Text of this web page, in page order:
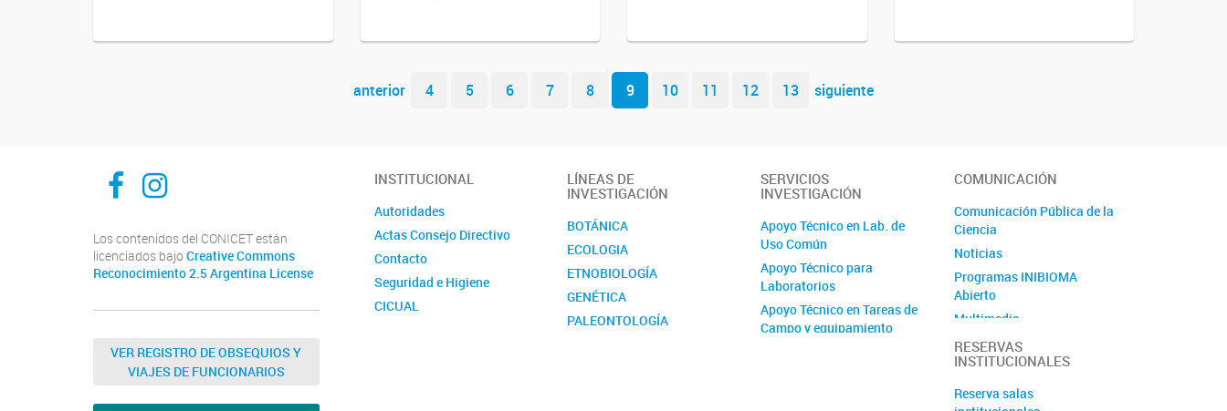
Navegador de artículos
anterior 4 5 6 7 8 9 10 11 12 13 siguiente
Inibioma-Conicet/Unco
inibiomaabierto
Los contenidos del CONICET están
licenciados bajo Creative Commons
Reconocimiento 2.5 Argentina License
VER REGISTRO DE OBSEQUIOS Y
VIAJES DE FUNCIONARIOS
INSTITUCIONAL
Autoridades
Actas Consejo Directivo
Contacto
Seguridad e Higiene
CICUAL
LÍNEAS DE
INVESTIGACIÓN
BOTÁNICA
ECOLOGIA
ETNOBIOLOGÍA
GENÉTICA
PALEONTOLOGÍA
SERVICIOS
INVESTIGACIÓN
Apoyo Técnico en Lab. de
Uso Común
Apoyo Técnico para
Laboratorios
Apoyo Técnico en Tareas de
Campo y equipamiento
COMUNICACIÓN
Comunicación Pública de la
Ciencia
Noticias
Programas INIBIOMA
Abierto
Multimedia
Proyecto Lagartija
Endémica del Bajo de Añelo
Proyecto Ciencia
Ciudadana: Cómo construir
RESERVAS
INSTITUCIONALES
Reserva salas